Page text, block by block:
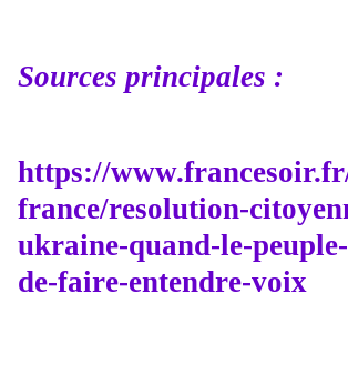
Sources principales :
https://
france/resolution-
ukraine-quand-le-
de-faire-entendre-voix